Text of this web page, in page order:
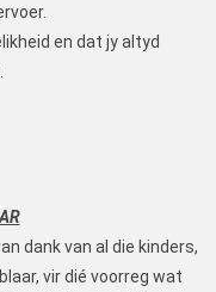
en dat jy altyd
dank van al die kinders,
vir dié voorreg wat